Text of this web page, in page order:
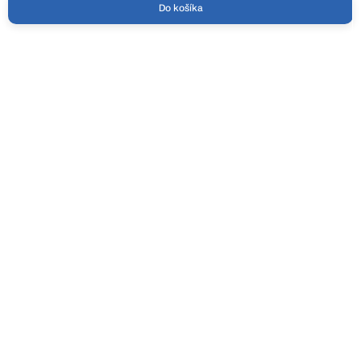
Do košíka